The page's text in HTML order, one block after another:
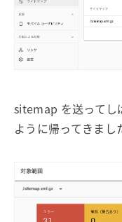
sitemap を送ってし
ように帰ってきまし